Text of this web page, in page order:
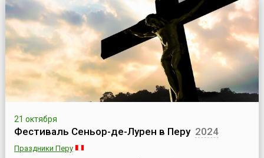
считают, что День яблока — это празднование и
демонстрация многообразия и богатства природы, а
так...
21 октября
Фестиваль Сеньор-де-Лурен в Перу 2024
Праздники Перу